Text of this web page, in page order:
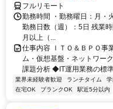
フルリモート
勤務時間 ・勤務曜日：月・
勤務日数（週）：5日 残業
月以上（...
仕事内容 ＩＴＯ＆ＢＰＯ事
ム・仮想基盤・ネットワー
課題分析 ◆IT運用業務の標
業界未経験者歓迎 ランチタイム
在宅OK
ブランクOK 駅近5分以内